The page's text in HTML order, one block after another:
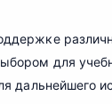
для
дальнейшего